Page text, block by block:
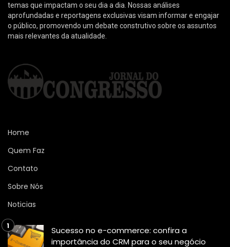
temas que impactam o seu dia a dia. Nossas análises
aprofundadas e reportagens exclusivas visam informar e engajar
o público, promovendo um debate construtivo sobre os assuntos
mais relevantes da atualidade.
Home
Quem Faz
Contato
Sobre Nós
Noticias
Sucesso no e-commerce: confira a
importância do CRM para o seu negócio